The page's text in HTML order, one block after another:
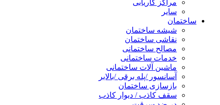
مراکز کاریابی
سایر
ساختمان
شیشه ساختمان
نقاشی ساختمان
مصالح ساختمانی
خدمات ساختمانی
ماشین آلات ساختمانی
آسانسور /پله برقی /بالابر
بازسازی ساختمان
سقف کاذب / دیوار کاذب